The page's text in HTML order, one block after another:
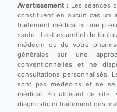
Avertissement : Les séances
constituent en aucun cas un
traitement médical ni une
santé. Il est essentiel de
médecin ou de votre
générales sur une
conventionnelles et ne
consultations personnalisés.
sont pas médecins et ne
médical. En utilisant ce site,
diagnostic ni traitement des